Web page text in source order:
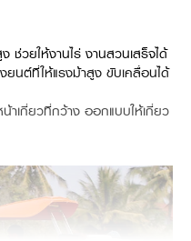
ช่วยให้งานไร่ งานสวนเสร็จได้
ยนต์ที่ให้แรงม้าสูง ขับเคลื่อนได้
าเกี่ยวที่กว้าง ออกแบบให้เกี่ยว